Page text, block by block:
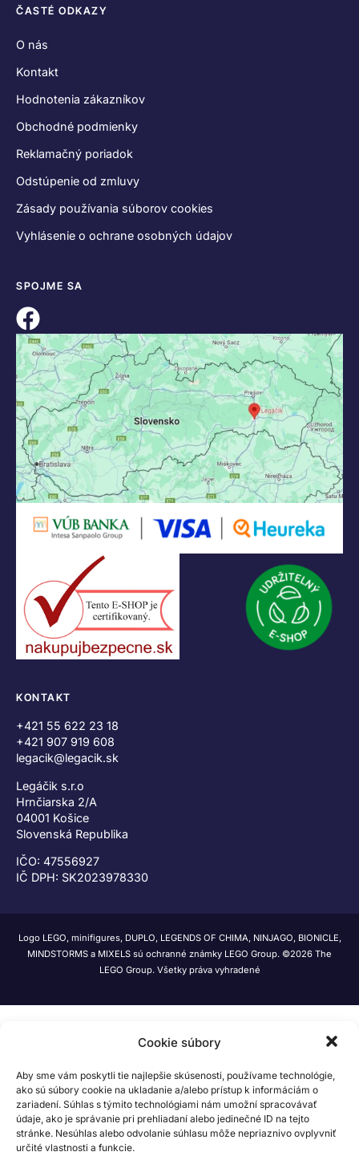
Cookie súbory
Aby sme vám poskytli tie najlepšie skúsenosti, používame technológie,
ako sú súbory cookie na ukladanie a/alebo prístup k informáciám o
zariadení. Súhlas s týmito technológiami nám umožní spracovávať
údaje, ako je správanie pri prehliadaní alebo jedinečné ID na tejto
stránke. Nesúhlas alebo odvolanie súhlasu môže nepriaznivo ovplyvniť
určité vlastnosti a funkcie.
ČASTÉ ODKAZY
O nás
Kontakt
Hodnotenia zákazníkov
Obchodné podmienky
Reklamačný poriadok
Odstúpenie od zmluvy
Zásady používania súborov cookies
Vyhlásenie o ochrane osobných údajov
SPOJME SA
KONTAKT
+421 55 622 23 18
+421 907 919 608
legacik@legacik.sk
Legáčik s.r.o
Hrnčiarska 2/A
04001 Košice
Slovenská Republika
IČO: 47556927
IČ DPH: SK2023978330
Logo LEGO, minifigures, DUPLO, LEGENDS OF CHIMA, NINJAGO, BIONICLE,
MINDSTORMS a MIXELS sú ochranné známky LEGO Group. ©2026 The
LEGO Group. Všetky práva vyhradené